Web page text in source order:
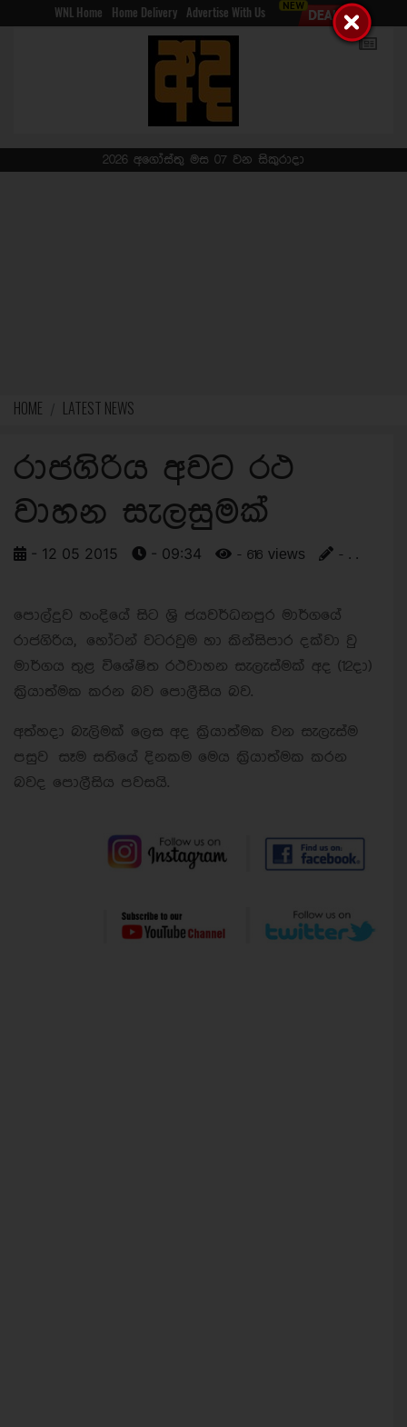
WNL Home Home Delivery Advertise With Us
2026 අගෝස්තු මස 07 වන සිකුරාදා
HOME LATEST NEWS
රාජගිරිය අවට රථ
වාහන සැලසුමක්
- 12 05 2015 - 09:34 - 616 views - . .
පොල්දුව හංදියේ සිට ශ‍්‍රි ජයවර්ධනපුර මාර්ගයේ
රාජගිරිය, හෝටන් වටරවුම හා කින්සිපාර දක්වා වු
මාර්ගය තුළ විශේෂිත රථවාහන සැලැස්මක් අද (12දා)
ක‍්‍රියාත්මක කරන බව පොලීසිය බව.
අත්හදා බැලිමක් ලෙස අද ක්‍රියාත්මක වන සැලැස්ම
පසුව සෑම සතියේ දිනකම මෙය ක‍්‍රියාත්මක කරන
බවද පොලීසිය පවසයි.